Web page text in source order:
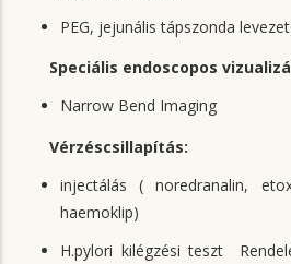
PEG, jejunális tápszonda
Speciális endoscopos
Narrow Bend Imaging
Vérzéscsillapítás:
injectálás ( noredranalin,
haemoklip)
H.pylori kilégzési teszt